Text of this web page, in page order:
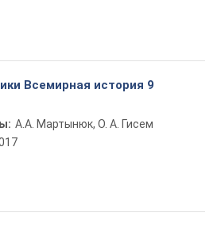
Всемирная история 9
А.А. Мартынюк, О. А. Гисем